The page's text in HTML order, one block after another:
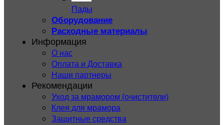
Пады
Оборудование
Расходные материалы
Информация
О нас
Оплата и Доставка
Наши партнеры
Рекомендации
Уход за мрамором (очистители)
Клея для мрамора
Защитные средства